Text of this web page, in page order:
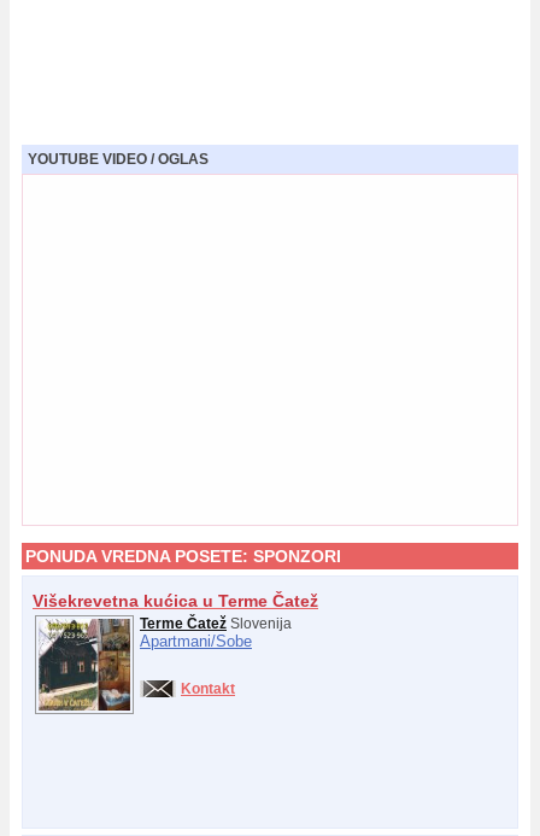
YOUTUBE VIDEO / OGLAS
PONUDA VREDNA POSETE: SPONZORI
Višekrevetna kućica u Terme Čatež
Terme Čatež Slovenija
Apartmani/Sobe
Kontakt